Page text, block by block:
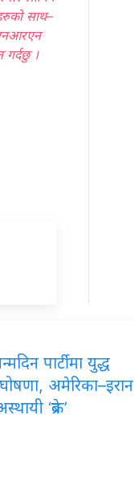
साथ–
गर्दछु ।
पार्टीमा युद्ध
अमेरिका–इरान
‘ब्रेक’